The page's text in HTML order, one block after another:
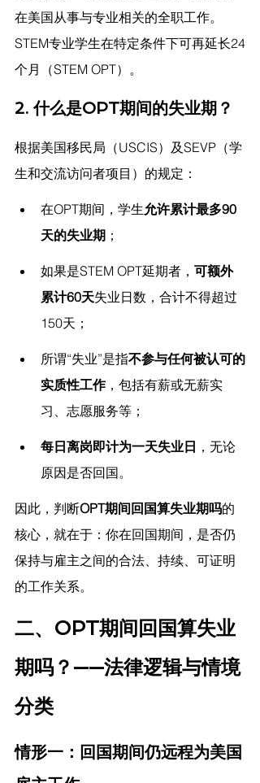
在美国从事与专业相关的全职工作。
STEM专业学生在特定条件下可再延长24
个月（STEM OPT）。
2. 什么是OPT期间的失业期？
根据美国移民局（USCIS）及SEVP（学
生和交流访问者项目）的规定：
在OPT期间，学生允许累计最多90
天的失业期 ；
如果是STEM OPT延期者， 可额外
累计60天失业日数，合计不得超过
150天；
所谓“失业”是指不参与任何被认可的
实质性工作，包括有薪或无薪实
习、志愿服务等；
每日离岗即计为一天失业日 ，无论
原因是否回国。
因此，判断OPT期间回国算失业期吗的
核心，就在于：你在回国期间，是否仍
保持与雇主之间的合法、持续、可证明
的工作关系。
二、OPT期间回国算失业
期吗？——法律逻辑与情境
分类
情形一：回国期间仍远程为美国